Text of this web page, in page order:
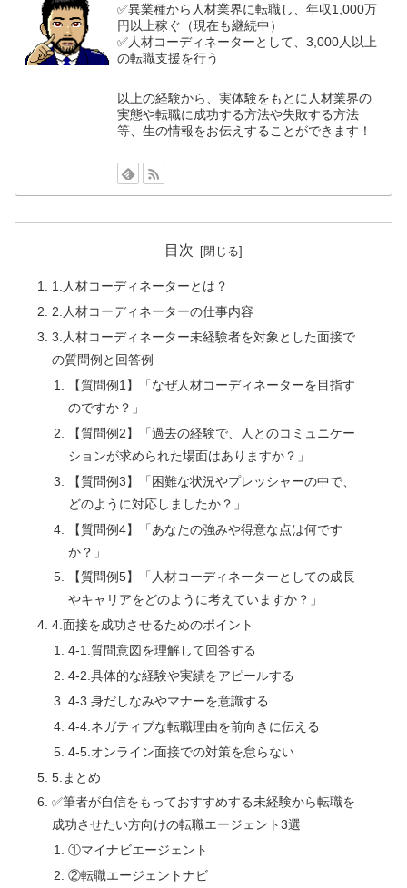
✅異業種から人材業界に転職し、年収1,000万
円以上稼ぐ（現在も継続中）
✅人材コーディネーターとして、3,000人以上
の転職支援を行う
以上の経験から、実体験をもとに人材業界の
実態や転職に成功する方法や失敗する方法
等、生の情報をお伝えすることができます！
目次
1.人材コーディネーターとは？
2.人材コーディネーターの仕事内容
3.人材コーディネーター未経験者を対象とした面接で
の質問例と回答例
【質問例1】「なぜ人材コーディネーターを目指す
のですか？」
【質問例2】「過去の経験で、人とのコミュニケー
ションが求められた場面はありますか？」
【質問例3】「困難な状況やプレッシャーの中で、
どのように対応しましたか？」
【質問例4】「あなたの強みや得意な点は何です
か？」
【質問例5】「人材コーディネーターとしての成長
やキャリアをどのように考えていますか？」
4.面接を成功させるためのポイント
4-1.質問意図を理解して回答する
4-2.具体的な経験や実績をアピールする
4-3.身だしなみやマナーを意識する
4-4.ネガティブな転職理由を前向きに伝える
4-5.オンライン面接での対策を怠らない
5.まとめ
✅筆者が自信をもっておすすめする未経験から転職を
成功させたい方向けの転職エージェント3選
①マイナビエージェント
②転職エージェントナビ